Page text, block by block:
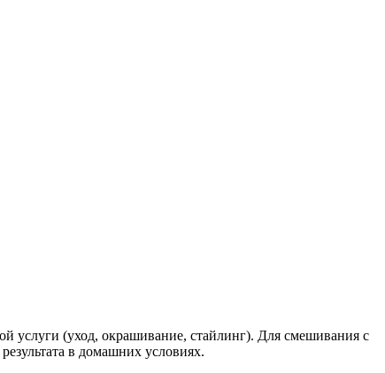
услуги (уход, окрашивание, стайлинг). Для смешивания с
в домашних условиях.